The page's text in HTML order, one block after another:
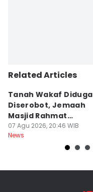
Related Articles
Tanah Wakaf Diduga
Diserobot, Jemaah
Masjid Rahmat
Surabaya Protes
07 Agu 2026, 20:46 WIB
News